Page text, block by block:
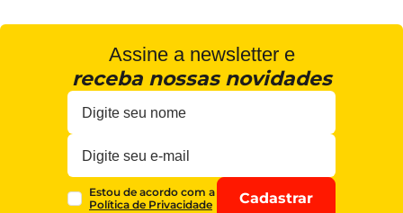
Assine a newsletter e
receba nossas novidades
Estou de acordo com a
Política de Privacidade
Cadastrar